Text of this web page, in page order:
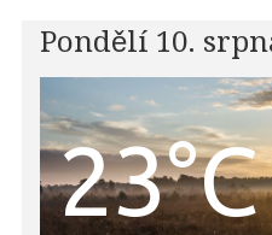
Pondělí 10.
23°C